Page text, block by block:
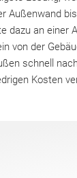
Außenwand
dazu an
von der
schnell
Kosten